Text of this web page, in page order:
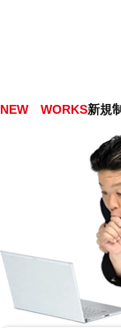
NEW WORKS新規